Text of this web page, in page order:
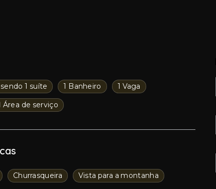
1 suíte 1 Banheiro 1 Vaga
Área de serviço
Churrasqueira Vista para a montanha